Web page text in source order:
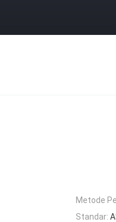
Metode
Standar: